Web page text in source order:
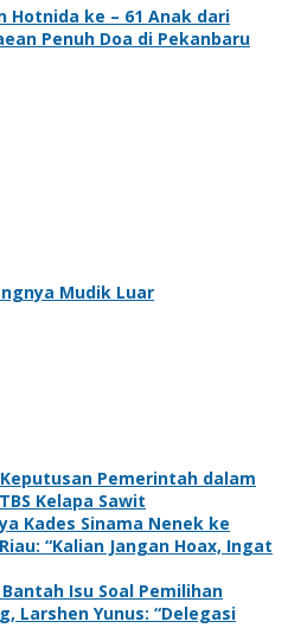
Hotnida ke – 61 Anak dari
Penuh Doa di Pekanbaru
Mudik Luar
Pemerintah dalam
Kelapa Sawit
Kades Sinama Nenek ke
“Kalian Jangan Hoax, Ingat
Bantah Isu Soal Pemilihan
Larshen Yunus: “Delegasi